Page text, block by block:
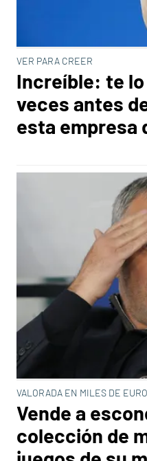
VER PARA CREER
Increíble: te
veces antes
esta empresa
VALORADA EN MILES DE
Vende a
colección de